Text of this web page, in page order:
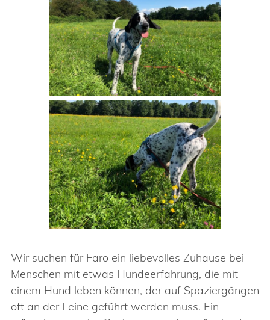
Wir suchen für Faro ein liebevolles Zuhause bei
Menschen mit etwas Hundeerfahrung, die mit
einem Hund leben können, der auf Spaziergängen
oft an der Leine geführt werden muss. Ein